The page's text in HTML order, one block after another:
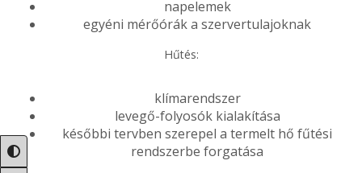
napelemek
egyéni mérőórák a szervertulajoknak
Hűtés:
klímarendszer
levegő-folyosók kialakítása
későbbi tervben szerepel a termelt hő fűtési
rendszerbe forgatása